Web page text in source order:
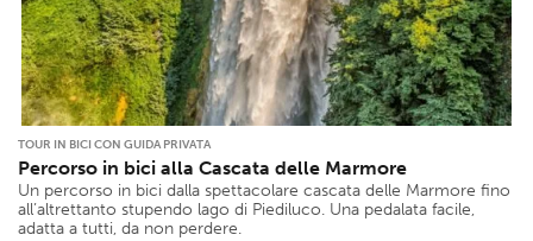
TOUR IN BICI CON GUIDA PRIVATA
Percorso in bici alla Cascata delle Marmore
Un percorso in bici dalla spettacolare cascata delle Marmore fino
all’altrettanto stupendo lago di Piediluco. Una pedalata facile,
adatta a tutti, da non perdere.